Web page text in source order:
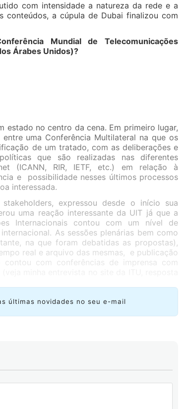
com intensidade a natureza da rede e a
conteúdos, a cúpula de Dubai finalizou com
Mundial de Telecomunicações
Árabes Unidos)?
estado no centro da cena. Em primeiro lugar,
uma Conferência Multilateral na que os
de um tratado, com as deliberações e
que são realizadas nas diferentes
(ICANN, RIR, IETF, etc.) em relação à
e possibilidade nesses últimos processos
interessada.
expressou desde o início sua
uma reação interessante da UIT já que a
Internacionais contou com um nível de
As sessões plenárias bem como
na que foram debatidas as propostas),
real e arquivo das mesmas, e publicação
com conferências de imprensa com
últimas novidades no seu e-mail